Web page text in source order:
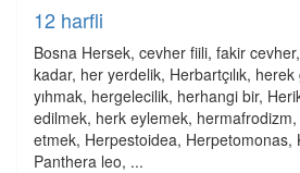
12 harfli
Bosna Hersek, cevher fiili, fakir
kadar, her yerdelik, Herbartçılık,
yıhmak, hergelecilik, herhangi bir,
edilmek, herk eylemek,
etmek, Herpestoidea, Herpetomonas,
Panthera leo, ...